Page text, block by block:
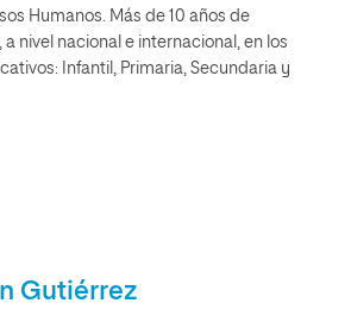
Humanos. Más de 10 años de
nivel nacional e internacional, en los
Infantil, Primaria, Secundaria y
Gutiérrez